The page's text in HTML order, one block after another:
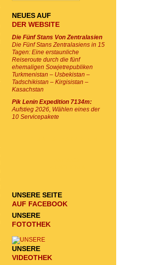
NEUES AUF
DER WEBSITE
Die Fünf Stans Von Zentralasien
Die Fünf Stans Zentralasiens in 15
Tagen: Eine erstaunliche
Reiseroute durch die fünf
ehemaligen Sowjetrepubliken
Turkmenistan – Usbekistan –
Tadschikistan – Kirgisistan –
Kasachstan
Pik Lenin Expedition 7134m:
Aufstieg 2026, Wählen eines der
10 Servicepakete
UNSERE SEITE
AUF FACEBOOK
UNSERE
FOTOTHEK
UNSERE
VIDEOTHEK